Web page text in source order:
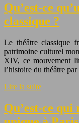
Qu’est-ce
classique ?
Le théâtre classique
patrimoine culturel
XIV, ce mouvement
l’histoire du théâtre
Lire la suite
Qu’est-ce